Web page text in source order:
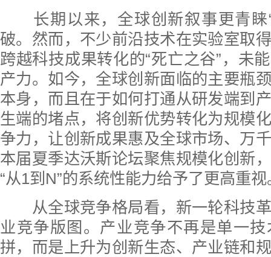
长期以来，全球创新叙事更青睐
破。然而，不少前沿技术在实验室取
跨越科技成果转化的“死亡之谷”，未
产力。如今，全球创新面临的主要瓶
本身，而且在于如何打通从研发端到
生端的堵点，将创新优势转化为规模
争力，让创新成果惠及全球市场、万
本届夏季达沃斯论坛聚焦规模化创新
“从1到N”的系统性能力给予了更高重视
从全球竞争格局看，新一轮科技革
业竞争版图。产业竞争不再是单一
拼，而是上升为创新生态、产业链和